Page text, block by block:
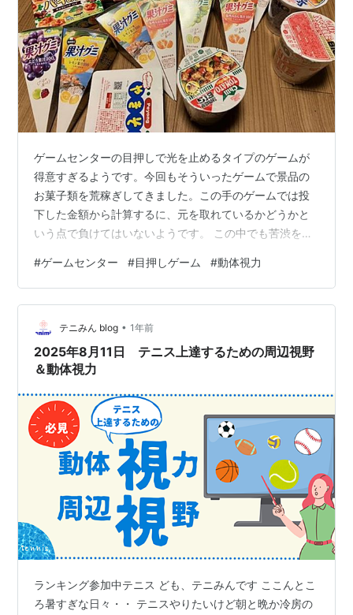
ゲームセンターの目押しで光を止めるタイプのゲームが
得意すぎるようです。今回もそういったゲームで景品の
お菓子類を荒稼ぎしてきました。この手のゲームでは投
下した金額から計算するに、元を取れているかどうかと
いう点で負けてはいないようです。 この中でも苦渋を舐
バーを下げたにもかかわらず、壁に引っかかって落下し
ないという不具合に遭遇しました。これはいただけませ
ん。不具合に躍起になってさらなる余計な出費をしてし
まいましたが、もっと早く店員さんを呼べばダメージを
減らせたわけで、今回の良い教訓となりました。果汁グ
ミ系の目押しには手を出さない、かつ不具合があれば…
#ゲームセンター #目押しゲーム #動体視力
テニみん blog • 1年前
2025年8月11日 テニス上達するための周辺視野
＆動体視力
ランキング参加中テニス ども、テニみんです ここんとこ
ろ暑すぎな日々・・ テニスやりたいけど朝と晩か冷房の